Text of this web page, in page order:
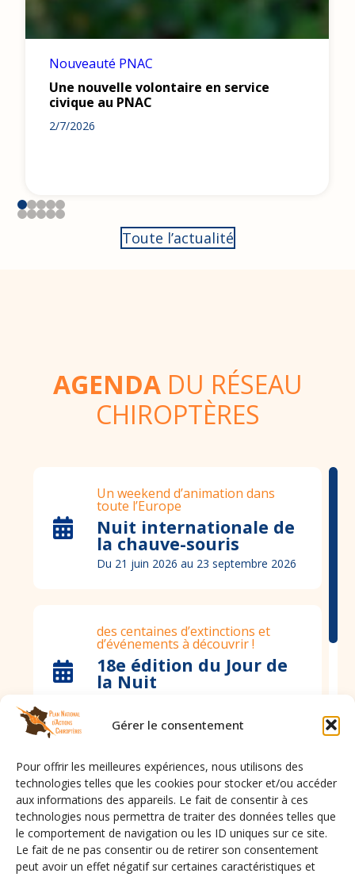
Gérer le consentement
Pour offrir les meilleures expériences, nous utilisons des
technologies telles que les cookies pour stocker et/ou accéder
aux informations des appareils. Le fait de consentir à ces
technologies nous permettra de traiter des données telles que
le comportement de navigation ou les ID uniques sur ce site.
Le fait de ne pas consentir ou de retirer son consentement
peut avoir un effet négatif sur certaines caractéristiques et
Nouveauté PNAC
Une nouvelle volontaire en service
civique au PNAC
2/7/2026
Toute l’actualité
AGENDA DU RÉSEAU
CHIROPTÈRES
Un weekend d’animation dans
toute l’Europe
Nuit internationale de
la chauve-souris
Du 21 juin 2026 au 23 septembre 2026
des centaines d’extinctions et
d’événements à découvrir !
18e édition du Jour de
la Nuit
Save the date
Les 3e rencontres
Chiroptères d’île de
France
Du 7 novembre 2026 au 7 novembre
2026
Tout l’agenda